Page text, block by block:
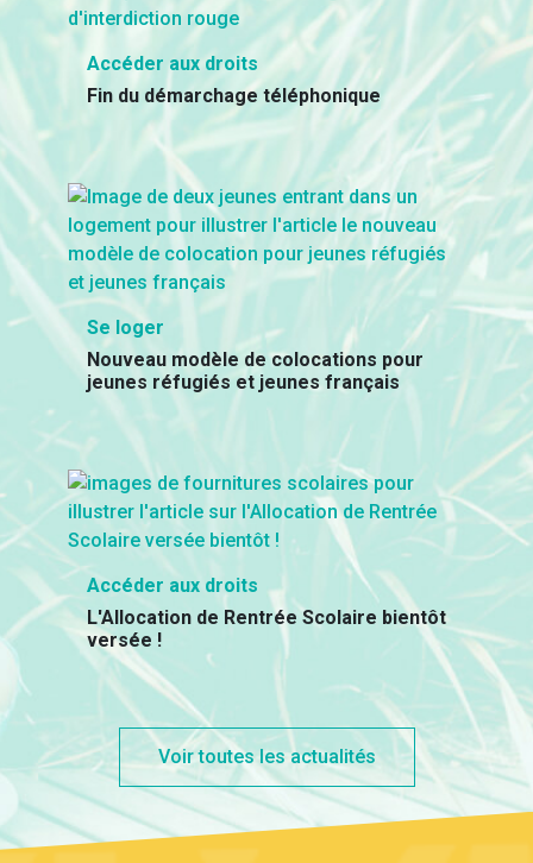
Accéder aux droits
Fin du démarchage téléphonique
Se loger
Nouveau modèle de colocations pour
jeunes réfugiés et jeunes français
Accéder aux droits
L'Allocation de Rentrée Scolaire bientôt
versée !
Voir toutes les actualités